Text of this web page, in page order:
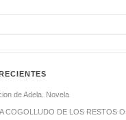
de Adela. Novela
A COGOLLUDO DE LOS RESTOS